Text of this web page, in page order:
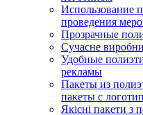
Использование
проведения
Прозрачные
Сучасне
Удобные
рекламы
Пакеты из
пакеты с
Якісні пакети з